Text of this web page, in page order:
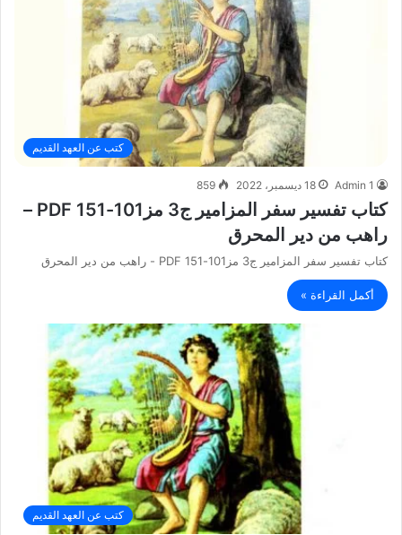
كتب عن العهد القديم
Admin 1 18 ديسمبر، 2022 859
كتاب تفسير سفر المزامير ج3 مز101-151 PDF –
راهب من دير المحرق
كتاب تفسير سفر المزامير ج3 مز101-151 PDF - راهب من دير المحرق
أكمل القراءة »
كتب عن العهد القديم